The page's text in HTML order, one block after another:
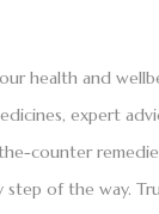
health and
expert
counter
of the way.